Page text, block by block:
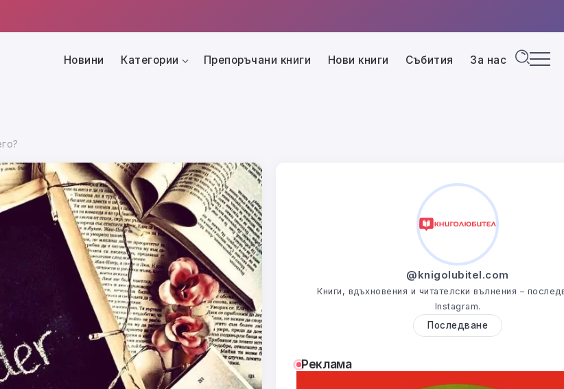
Новини Категории Препоръчани книги Нови книги Събития За нас
@knigolubitel.com
Книги, вдъхновения и читателски вълнения –
Instagram.
Последване
Реклама